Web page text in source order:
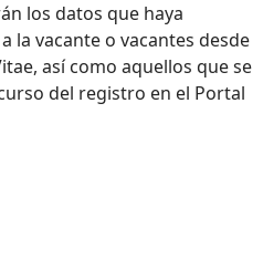
los datos que haya
la vacante o vacantes desde
así como aquellos que se
del registro en el Portal